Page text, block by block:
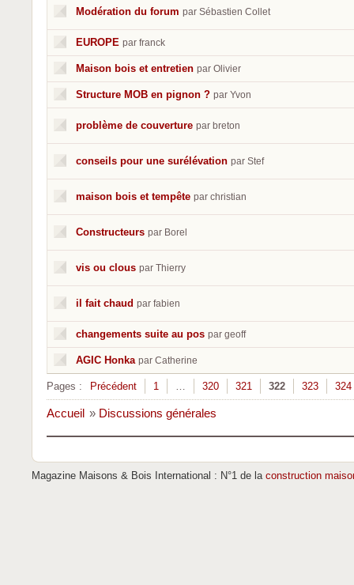
Modération du forum par Sébastien Collet
EUROPE par franck
Maison bois et entretien par Olivier
Structure MOB en pignon ? par Yvon
problème de couverture par breton
conseils pour une surélévation par Stef
maison bois et tempête par christian
Constructeurs par Borel
vis ou clous par Thierry
il fait chaud par fabien
changements suite au pos par geoff
AGIC Honka par Catherine
Pages : Précédent 1 … 320 321 322 323 324
Accueil » Discussions générales
Magazine Maisons & Bois International : N°1 de la construction